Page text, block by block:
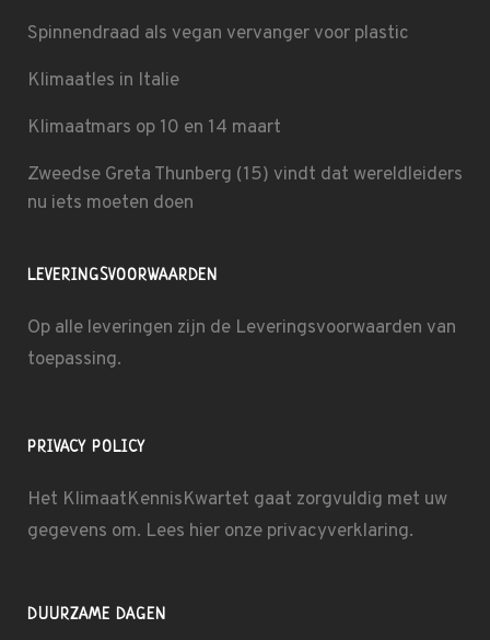
Spinnendraad als vegan vervanger voor plastic
Klimaatles in Italie
Klimaatmars op 10 en 14 maart
Zweedse Greta Thunberg (15) vindt dat wereldleiders
nu iets moeten doen
LEVERINGSVOORWAARDEN
Op alle leveringen zijn de Leveringsvoorwaarden van
toepassing.
PRIVACY POLICY
Het KlimaatKennisKwartet gaat zorgvuldig met uw
gegevens om. Lees hier onze privacyverklaring.
DUURZAME DAGEN